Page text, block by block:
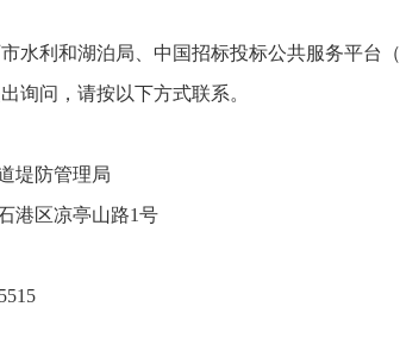
水利和湖泊局、 中国招标投标公共服务平台（
询问，请按以下方式联系。
堤防管理局
港区凉亭山路1号